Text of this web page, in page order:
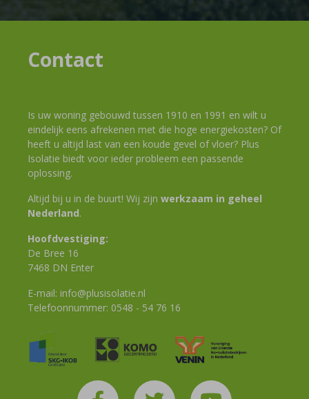
Contact
Is uw woning gebouwd tussen 1910 en 1991 en wilt u
eindelijk eens afrekenen met die hoge energiekosten? Of
heeft u altijd last van een koude gevel of vloer? Plus
Isolatie biedt voor ieder probleem een passende
oplossing.
Altijd bij u in de buurt! Wij zijn werkzaam in geheel
Nederland.
Hoofdvestiging:
De Bree 16
7468 DN Enter
E-mail: info@plusisolatie.nl
Telefoonnummer: 0548 - 54 76 16